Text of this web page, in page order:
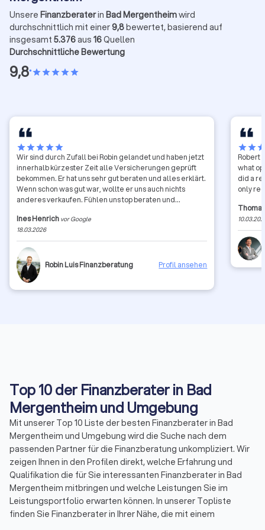
Unsere Finanzberaterin Bad Mergentheimwird
durchschnittlich mit einer9,8bewertet, basierend auf
insgesamt 5.376aus 16Quellen
Durchschnittliche Bewertung
9,8•starstarstarstarstar
starstarstarstarstar
Wir sind durch Zufall bei Robin gelandet und haben jetzt
innerhalb kürzester Zeit alle Versicherungen geprüft
bekommen. Er hat uns sehr gut beraten und alles erklärt.
Wenn schon was gut war, wollte er uns auch nichts
anderes verkaufen. Fühlen uns top beraten und
Ines Henrich vor Google
18.03.2026
Robin Luis Finanzberatung Profil ansehen
starstar
Robert
what
did a
only
Top 10 der Finanzberater in Bad
Mergentheim und Umgebung
Mit unserer Top 10 Liste der besten Finanzberater in Bad
Mergentheim und Umgebung wird die Suche nach dem
passenden Partner für die Finanzberatung unkompliziert. Wir
zeigen Ihnen in den Profilen direkt, welche Erfahrung und
Qualifikation die für Sie interessanten Finanzberater in Bad
Mergentheim mitbringen und welche Leistungen Sie im
Leistungsportfolio erwarten können. In unserer Topliste
finden Sie Finanzberater in Ihrer Nähe, die mit einem